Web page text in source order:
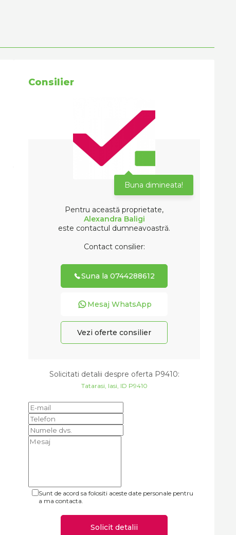
Consilier
Buna dimineata!
Pentru această proprietate,
Alexandra Baligi
este contactul dumneavoastră.
Contact consilier:
Suna la 0744288612
Mesaj WhatsApp
Vezi oferte consilier
Solicitati detalii despre oferta P9410:
Tatarasi, Iasi, ID P9410
Sunt de acord sa folositi aceste date personale pentru
a ma contacta.
Solicit detalii